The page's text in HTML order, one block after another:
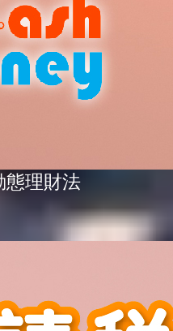
態理財法